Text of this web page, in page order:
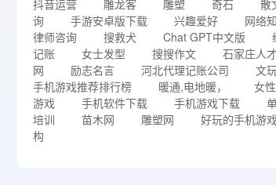
抖音运营
雕龙客 雕塑 奇石 散
询
手游安卓版下载 兴趣爱好 网络
律师咨询
搜救犬 Chat GPT中文版
记账
女士发型 搜搜作文 石家庄人
网
励志名言 河北代理记账公司 文
手机游戏推荐排行榜
暖通,电地暖， 女
游戏
手机软件下载 手机游戏下载
培训
苗木网 雕塑网 好玩的手机游
构